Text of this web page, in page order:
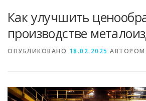
МЕТАЛЛЫ И ОКРУЖАЮЩАЯ СРЕДА
СВОЙСТВА МЕТАЛЛОВ СОРТА
Как улучшить
производстве
ОПУБЛИКОВАНО 18.02.2025 АВТОРОМ